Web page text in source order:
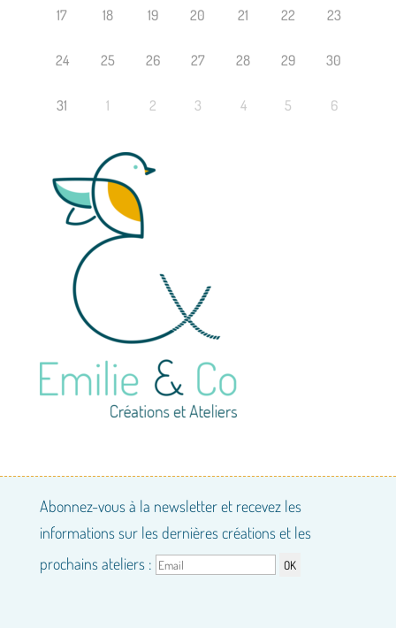
17 18 19 20 21 22 23
24 25 26 27 28 29 30
31 1 2 3 4 5 6
Abonnez-vous à la newsletter et recevez les
informations sur les dernières créations et les
prochains ateliers :